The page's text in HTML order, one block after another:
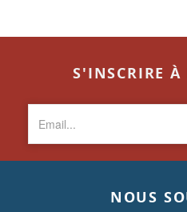
S'INSCRIRE À
NOUS